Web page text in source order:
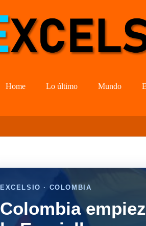
Home Lo último Mundo
EXCELSIO · COLOMBIA
Colombia